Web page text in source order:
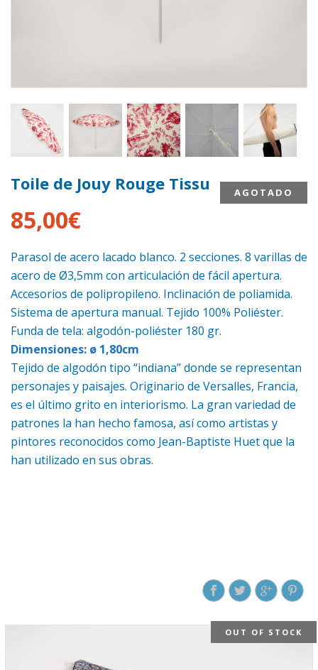
Toile de Jouy Rouge Tissu
85,00€
Parasol de acero lacado blanco. 2 secciones. 8 varillas de
acero de Ø3,5mm con articulación de fácil apertura.
Accesorios de polipropileno. Inclinación de poliamida.
Sistema de apertura manual. Tejido 100% Poliéster.
Funda de tela: algodón-poliéster 180 gr.
Dimensiones: ø 1,80cm
Tejido de algodón tipo “indiana” donde se representan
personajes y paisajes. Originario de Versalles, Francia,
es el último grito en interiorismo. La gran variedad de
patrones la han hecho famosa, así como artistas y
pintores reconocidos como Jean-Baptiste Huet que la
han utilizado en sus obras.
AGOTADO
OUT OF STOCK